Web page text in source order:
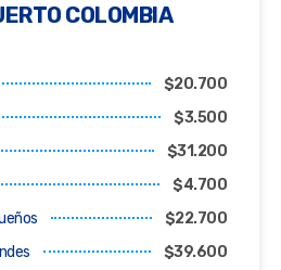
COLOMBIA
$20.700
$3.500
$31.200
$4.700
$22.700
$39.600